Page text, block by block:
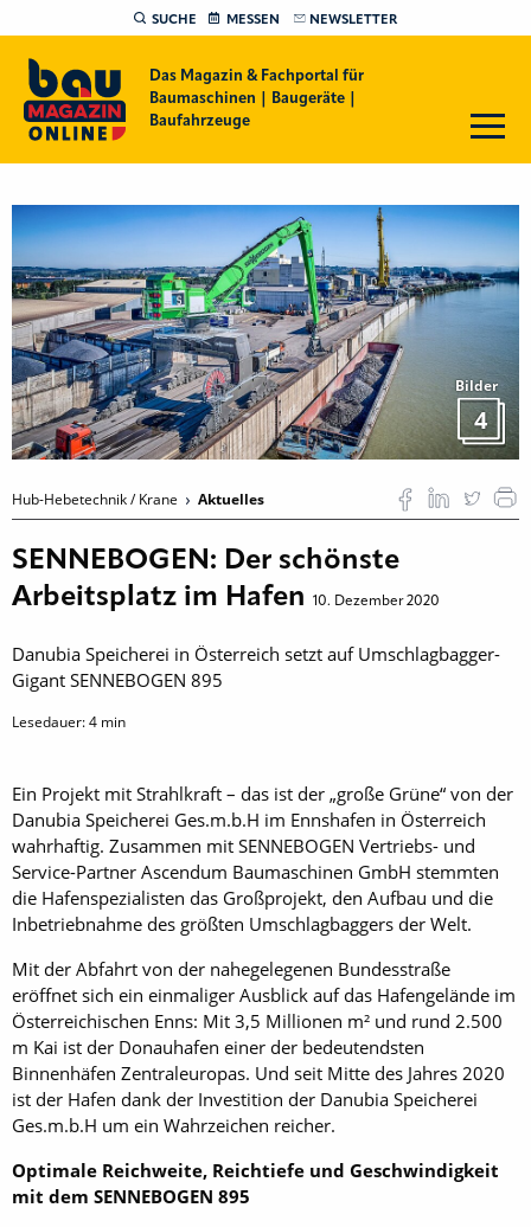
SUCHE MESSEN NEWSLETTER
Das Magazin & Fachportal für
Baumaschinen | Baugeräte |
Baufahrzeuge
Bilder
4
Hub-Hebetechnik / Krane Aktuelles
SENNEBOGEN: Der schönste
Arbeitsplatz im Hafen
10. Dezember 2020
Danubia Speicherei in Österreich setzt auf Umschlagbagger-
Gigant SENNEBOGEN 895
Lesedauer:4 min
Ein Projekt mit Strahlkraft – das ist der „große Grüne“ von der
Danubia Speicherei Ges.m.b.H im Ennshafen in Österreich
wahrhaftig. Zusammen mit SENNEBOGEN Vertriebs- und
Service-Partner Ascendum Baumaschinen GmbH stemmten
die Hafenspezialisten das Großprojekt, den Aufbau und die
Inbetriebnahme des größten Umschlagbaggers der Welt.
Mit der Abfahrt von der nahegelegenen Bundesstraße
eröffnet sich ein einmaliger Ausblick auf das Hafengelände im
Österreichischen Enns: Mit 3,5 Millionen m² und rund 2.500
m Kai ist der Donauhafen einer der bedeutendsten
Binnenhäfen Zentraleuropas. Und seit Mitte des Jahres 2020
ist der Hafen dank der Investition der Danubia Speicherei
Ges.m.b.H um ein Wahrzeichen reicher.
Optimale Reichweite, Reichtiefe und Geschwindigkeit
mit dem SENNEBOGEN 895